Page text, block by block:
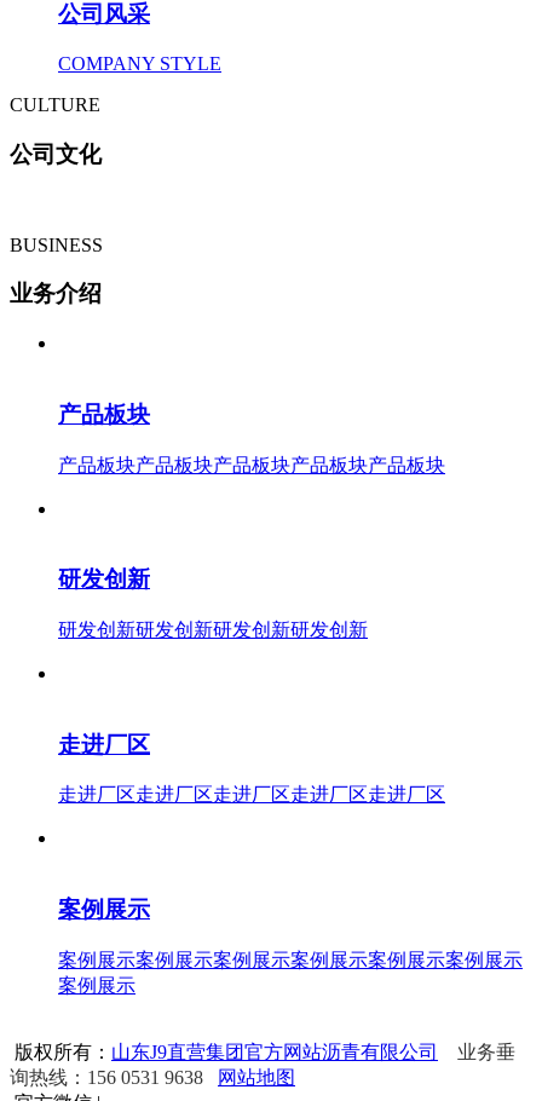
公司风采
COMPANY STYLE
CULTURE
公司文化
BUSINESS
业务介绍
产品板块
产品板块产品板块产品板块产品板块产品板块
研发创新
研发创新研发创新研发创新研发创新
走进厂区
走进厂区走进厂区走进厂区走进厂区走进厂区
案例展示
案例展示案例展示案例展示案例展示案例展示案例展示
案例展示
版权所有： 山东J9直营集团官方网站沥青有限公司
业务垂
询热线：156 0531 9638
网站地图